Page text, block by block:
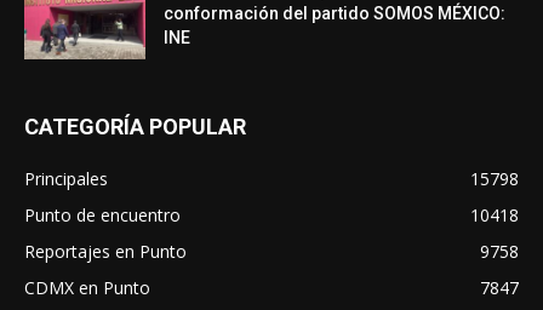
conformación del partido SOMOS MÉXICO:
INE
CATEGORÍA POPULAR
Principales
15798
Punto de encuentro
10418
Reportajes en Punto
9758
CDMX en Punto
7847